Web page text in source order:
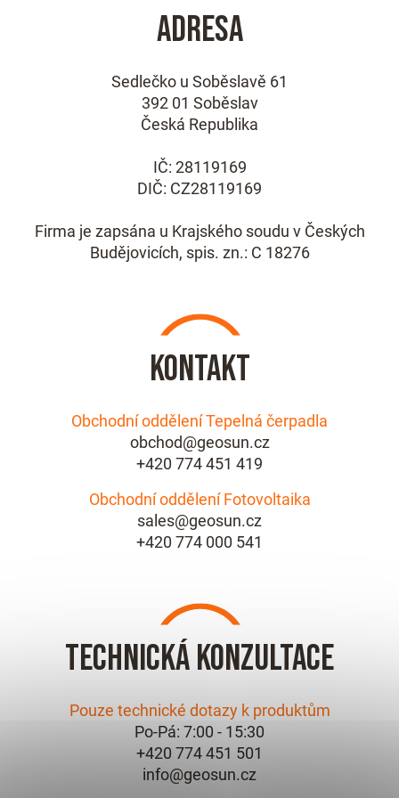
Adresa
Sedlečko u Soběslavě 61
392 01 Soběslav
Česká Republika
IČ: 28119169
DIČ: CZ28119169
Firma je zapsána u Krajského soudu v Českých
Budějovicích, spis. zn.: C 18276
Kontakt
Obchodní oddělení Tepelná čerpadla
obchod@geosun.cz
+420 774 451 419
Obchodní oddělení Fotovoltaika
sales@geosun.cz
+420 774 000 541
Technická konzultace
Pouze technické dotazy k produktům
Po-Pá: 7:00 - 15:30
+420 774 451 501
info@geosun.cz